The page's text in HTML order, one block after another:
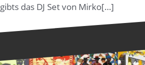
gibts das DJ Set von Mirko[…]